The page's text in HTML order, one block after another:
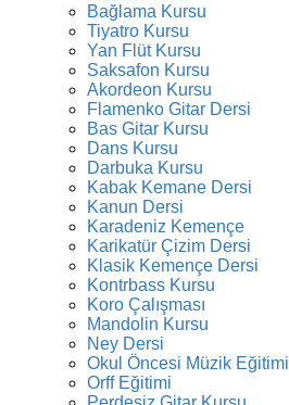
Bağlama Kursu
Tiyatro Kursu
Yan Flüt Kursu
Saksafon Kursu
Akordeon Kursu
Flamenko Gitar Dersi
Bas Gitar Kursu
Dans Kursu
Darbuka Kursu
Kabak Kemane Dersi
Kanun Dersi
Karadeniz Kemençe
Karikatür Çizim Dersi
Klasik Kemençe Dersi
Kontrbass Kursu
Koro Çalışması
Mandolin Kursu
Ney Dersi
Okul Öncesi Müzik Eğitimi
Orff Eğitimi